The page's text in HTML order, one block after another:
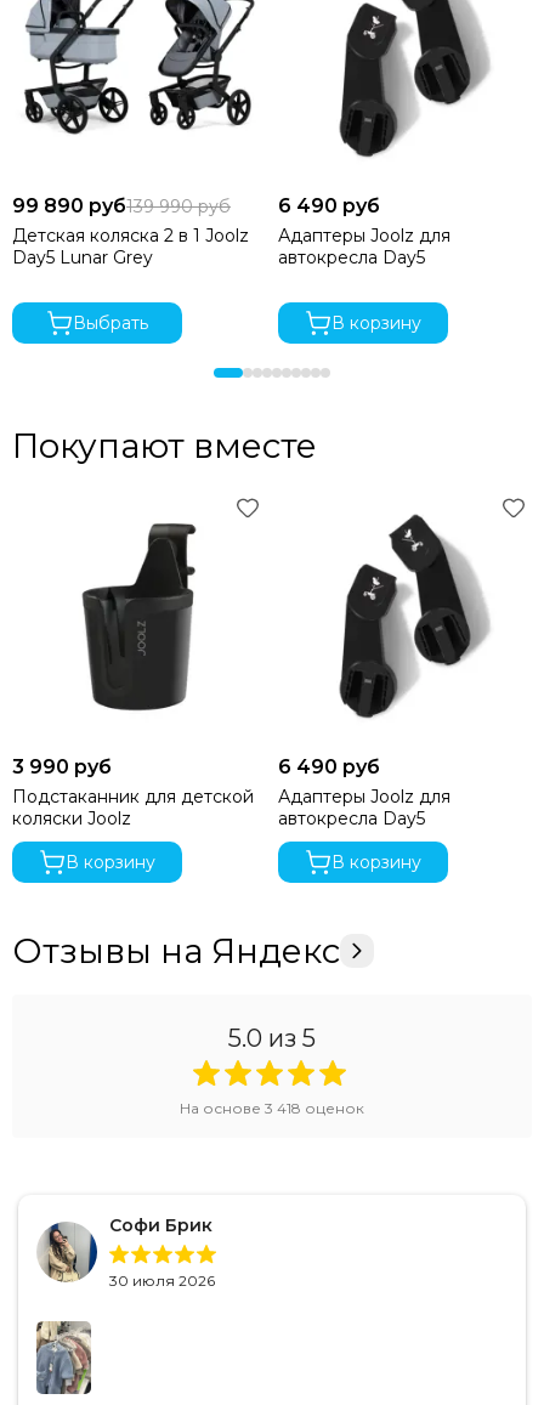
99 890 руб139 990 руб
Детская коляска 2 в 1 Joolz
Day5 Lunar Grey
Выбрать
6 490 руб
Адаптеры Joolz для
автокресла Day5
В корзину
Покупают вместе
3 990 руб
Подстаканник для детской
коляски Joolz
В корзину
6 490 руб
Адаптеры Joolz для
автокресла Day5
В корзину
Отзывы на Яндекс
5.0 из 5
На основе 3 418 оценок
Софи Брик
30 июля 2026